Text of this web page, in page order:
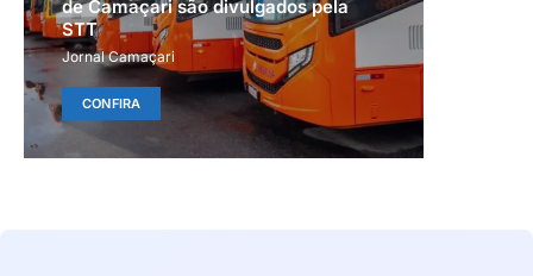
de Camaçari são divulgados pela
STT
Jornal Camaçari
CONFIRA